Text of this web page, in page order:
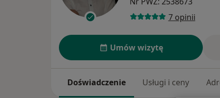
7 opinii
Umów wizytę
Doświadczenie Usługi i ceny